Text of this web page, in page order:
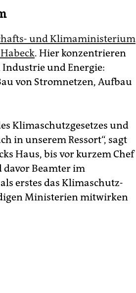
und Klimaministerium
. Hier konzentrieren
und Energie:
von Stromnetzen, Aufbau
Klimaschutzgesetzes und
in unserem Ressort“, sagt
Haus, bis vor kurzem Chef
davor Beamter im
erstes das Klimaschutz-
Ministerien mitwirken